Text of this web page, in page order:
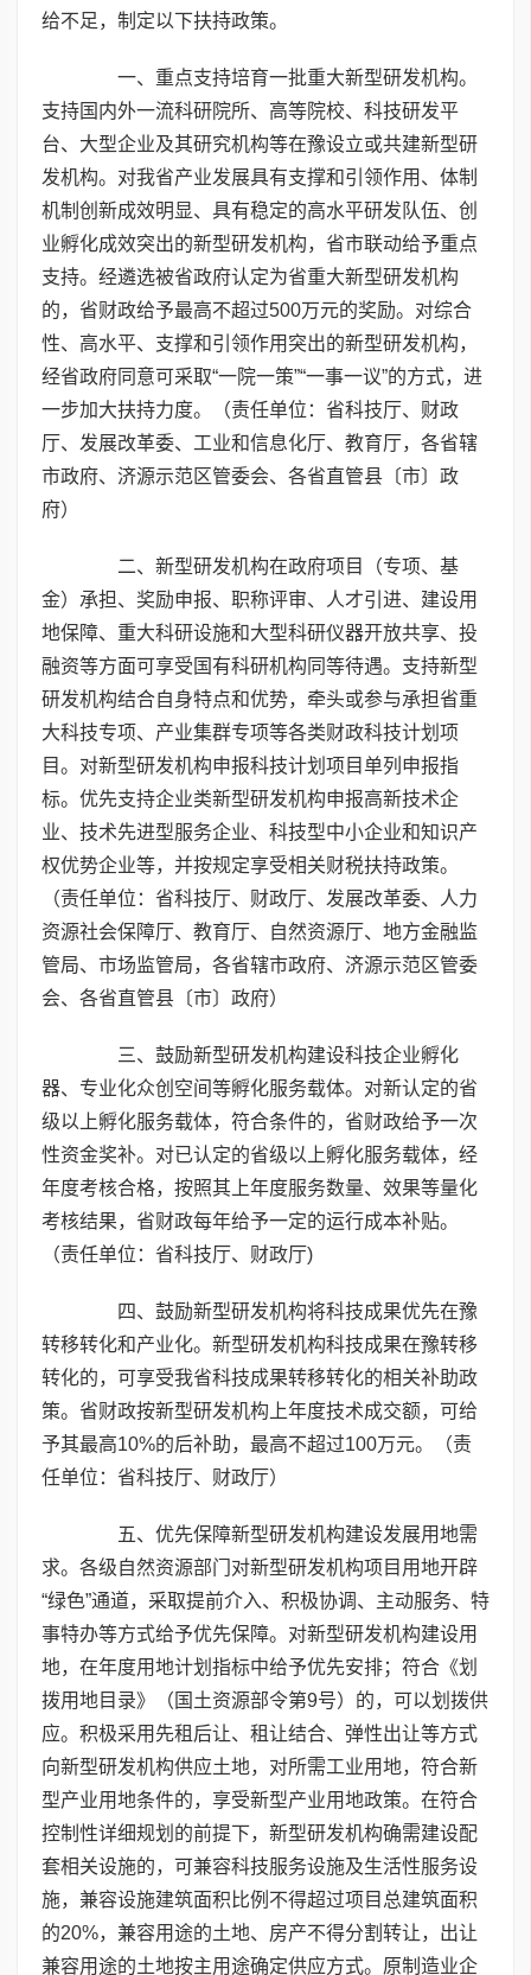
给不足，制定以下扶持政策。
一、重点支持培育一批重大新型研发机构。
支持国内外一流科研院所、高等院校、科技研发平
台、大型企业及其研究机构等在豫设立或共建新型研
发机构。对我省产业发展具有支撑和引领作用、体制
机制创新成效明显、具有稳定的高水平研发队伍、创
业孵化成效突出的新型研发机构，省市联动给予重点
支持。经遴选被省政府认定为省重大新型研发机构
的，省财政给予最高不超过500万元的奖励。对综合
性、高水平、支撑和引领作用突出的新型研发机构，
经省政府同意可采取“一院一策”“一事一议”的方式，进
一步加大扶持力度。（责任单位：省科技厅、财政
厅、发展改革委、工业和信息化厅、教育厅，各省辖
市政府、济源示范区管委会、各省直管县〔市〕政
府）
二、新型研发机构在政府项目（专项、基
金）承担、奖励申报、职称评审、人才引进、建设用
地保障、重大科研设施和大型科研仪器开放共享、投
融资等方面可享受国有科研机构同等待遇。支持新型
研发机构结合自身特点和优势，牵头或参与承担省重
大科技专项、产业集群专项等各类财政科技计划项
目。对新型研发机构申报科技计划项目单列申报指
标。优先支持企业类新型研发机构申报高新技术企
业、技术先进型服务企业、科技型中小企业和知识产
权优势企业等，并按规定享受相关财税扶持政策。
（责任单位：省科技厅、财政厅、发展改革委、人力
资源社会保障厅、教育厅、自然资源厅、地方金融监
管局、市场监管局，各省辖市政府、济源示范区管委
会、各省直管县〔市〕政府）
三、鼓励新型研发机构建设科技企业孵化
器、专业化众创空间等孵化服务载体。对新认定的省
级以上孵化服务载体，符合条件的，省财政给予一次
性资金奖补。对已认定的省级以上孵化服务载体，经
年度考核合格，按照其上年度服务数量、效果等量化
考核结果，省财政每年给予一定的运行成本补贴。
（责任单位：省科技厅、财政厅)
四、鼓励新型研发机构将科技成果优先在豫
转移转化和产业化。新型研发机构科技成果在豫转移
转化的，可享受我省科技成果转移转化的相关补助政
策。省财政按新型研发机构上年度技术成交额，可给
予其最高10%的后补助，最高不超过100万元。（责
任单位：省科技厅、财政厅）
五、优先保障新型研发机构建设发展用地需
求。各级自然资源部门对新型研发机构项目用地开辟
“绿色”通道，采取提前介入、积极协调、主动服务、特
事特办等方式给予优先保障。对新型研发机构建设用
地，在年度用地计划指标中给予优先安排；符合《划
拨用地目录》（国土资源部令第9号）的，可以划拨供
应。积极采用先租后让、租让结合、弹性出让等方式
向新型研发机构供应土地，对所需工业用地，符合新
型产业用地条件的，享受新型产业用地政策。在符合
控制性详细规划的前提下，新型研发机构确需建设配
套相关设施的，可兼容科技服务设施及生活性服务设
施，兼容设施建筑面积比例不得超过项目总建筑面积
的20%，兼容用途的土地、房产不得分割转让，出让
兼容用途的土地按主用途确定供应方式。原制造业企